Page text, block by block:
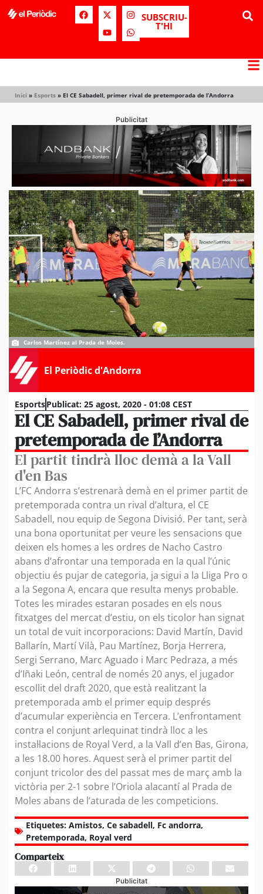
SUBSCRIU-
T'HI
Inici » Esports » El CE Sabadell, primer rival de pretemporada de l’Andorra
Publicitat
Carlos Martínez al Prada de Moles.
El Periòdic d'Andorra
EsportsPublicat: 25 agost, 2020 - 01:08 CEST
El CE Sabadell, primer rival de
pretemporada de l’Andorra
El partit tindrà lloc demà a la Vall
d'en Bas
L’FC Andorra s’estrenarà demà en el primer partit de
pretemporada contra un rival d’altura, el CE
Sabadell, nou equip de Segona Divisió. Per tant, serà
una bona oportunitat per veure les sensacions que
deixen els homes a les ordres de Nacho Castro
abans d’afrontar una temporada en la qual l’únic
objectiu és pujar de categoria, ja sigui a la Lliga Pro o
a la Segona A, encara que resulta menys probable.
Totes les mirades estaran posades en els nous
fitxatges del mercat d’estiu, on els ticolor han signat
un total de vuit incorporacions: David Martín, David
Ballarín, Martí Vilà, Pau Martínez, Borja Herrera,
Sergi Serrano, Marc Aguado i Marc Pedraza, a més
d’Iñaki León, central de només 20 anys, el jugador
escollit del draft 2020, que està realitzant la
pretemporada amb el primer equip després
d’acumular experiència en Tercera. L’enfrontament
contra el conjunt arlequinat tindrà lloc a les
instal·lacions de Royal Verd, a la Vall d’en Bas, Girona,
a les 18.00 hores. Aquest serà el primer partit del
conjunt tricolor des del passat mes de març amb la
victòria per 2-1 sobre l’Oriola alacantí al Prada de
Moles abans de l’aturada de les competicions.
Etiquetes: Amistos, Ce sabadell, Fc andorra,
Pretemporada, Royal verd
Comparteix
Publicitat